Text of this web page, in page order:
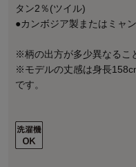
タン2％(ツイル)
●カンボジア製またはミャ
※柄の出方が多少異なるこ
※モデルの丈感は身長
です。